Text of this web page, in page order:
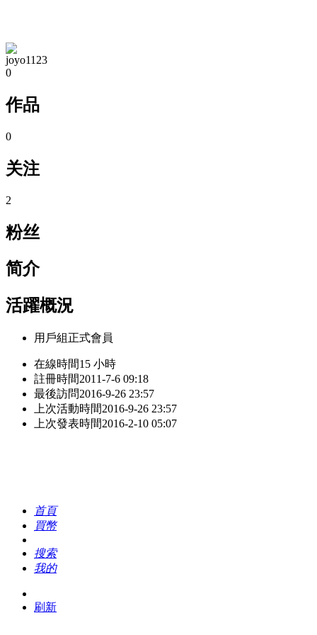
joyo1123
0
作品
0
关注
2
粉丝
简介
活躍概況
用戶組正式會員
在線時間15 小時
註冊時間2011-7-6 09:18
最後訪問2016-9-26 23:57
上次活動時間2016-9-26 23:57
上次發表時間2016-2-10 05:07
首頁
買幣
搜索
我的
刷新